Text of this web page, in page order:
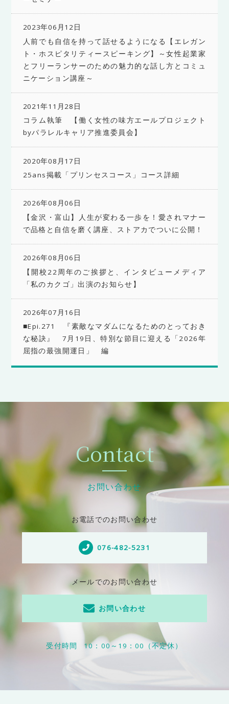
2023年06月12日
人前でも自信を持って話せるようになる【エレガン
ト・ホスピタリティースピーキング】～女性起業家
とフリーランサーのための魅力的な話し方とコミュ
ニケーション講座～
2021年11月28日
コラム執筆 【働く女性の味方エールプロジェクト
byパラレルキャリア推進委員会】
2020年08月17日
25ans掲載「プリンセスコース」コース詳細
2026年08月06日
【金沢・富山】人生が変わる一歩を！愛されマナー
で品格と自信を磨く講座、ストアカでついに公開！
2026年08月06日
【開校22周年のご挨拶と、インタビューメディア
「私のカクゴ」出演のお知らせ】
2026年07月16日
■Epi.271 『素敵なマダムになるためのとっておき
な秘訣』 7月19日、特別な節目に迎える「2026年
屈指の最強開運日」 編
Contact
お問い合わせ
お電話でのお問い合わせ
076-482-5231
メールでのお問い合わせ
お問い合わせ
受付時間 10：00～19：00（不定休）